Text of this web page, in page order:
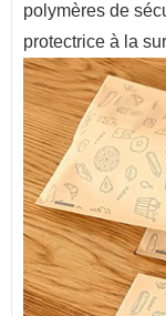
polymères de
protectrice à la